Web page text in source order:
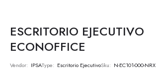
ESCRITORIO EJECUTIVO
ECONOFFICE
Vendor: IPSAType: Escritorio EjecutivoSku: N-EC101-000-NRX